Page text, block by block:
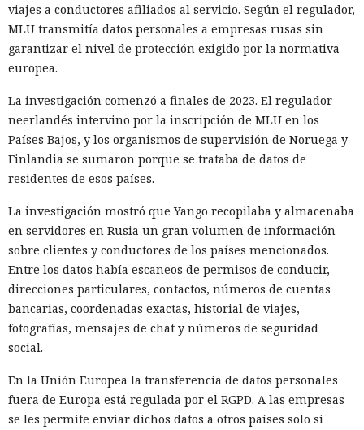
viajes a conductores afiliados al servicio. Según el regulador,
MLU transmitía datos personales a empresas rusas sin
garantizar el nivel de protección exigido por la normativa
europea.
La investigación comenzó a finales de 2023. El regulador
neerlandés intervino por la inscripción de MLU en los
Países Bajos, y los organismos de supervisión de Noruega y
Finlandia se sumaron porque se trataba de datos de
residentes de esos países.
La investigación mostró que Yango recopilaba y almacenaba
en servidores en Rusia un gran volumen de información
sobre clientes y conductores de los países mencionados.
Entre los datos había escaneos de permisos de conducir,
direcciones particulares, contactos, números de cuentas
bancarias, coordenadas exactas, historial de viajes,
fotografías, mensajes de chat y números de seguridad
social.
En la Unión Europea la transferencia de datos personales
fuera de Europa está regulada por el RGPD. A las empresas
se les permite enviar dichos datos a otros países solo si